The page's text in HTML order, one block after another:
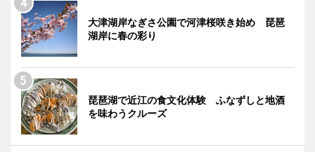
大津湖岸なぎさ公園で河津桜咲き始め 琵琶
湖岸に春の彩り
琵琶湖で近江の食文化体験 ふなずしと地酒
を味わうクルーズ